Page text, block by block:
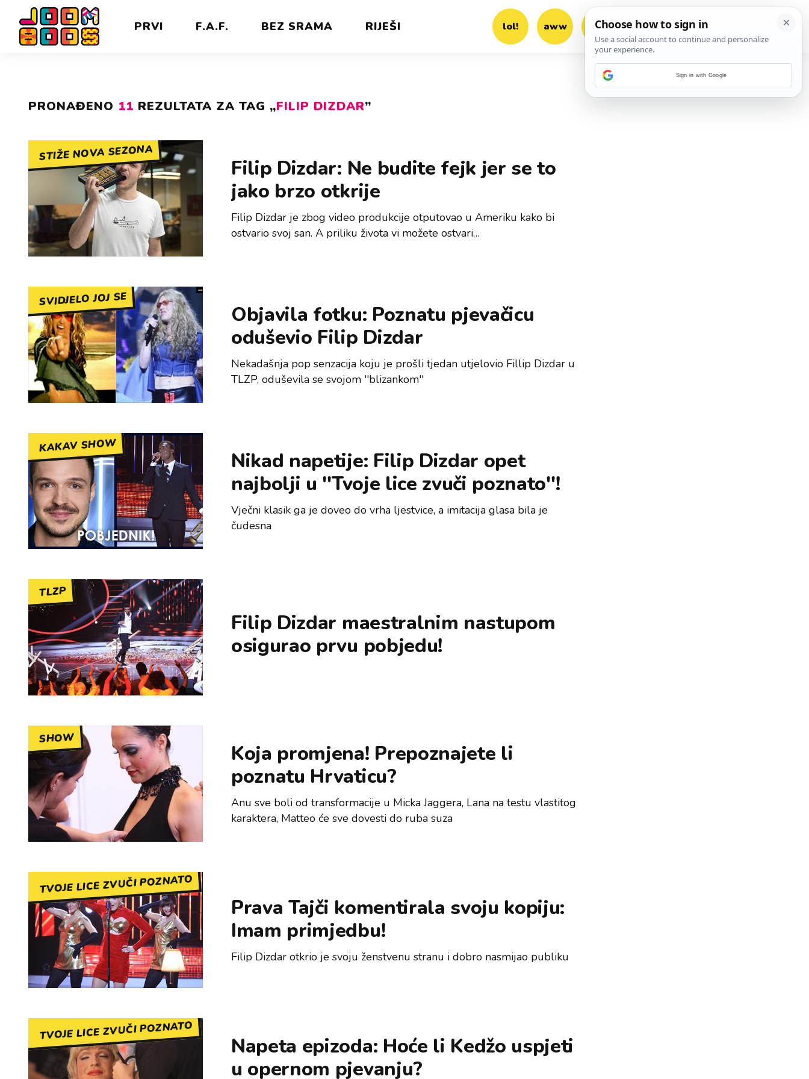
PRVI F.A.F. BEZ SRAMA RIJEŠI lol! aww vrh! woot?!
PRONAĐENO 11 REZULTATA ZA TAG „FILIP DIZDAR”
STIŽE NOVA SEZONA
Filip Dizdar: Ne budite fejk jer se to
jako brzo otkrije
Filip Dizdar je zbog video produkcije otputovao u Ameriku kako bi
ostvario svoj san. A priliku života vi možete ostvari…
SVIDJELO JOJ SE
Objavila fotku: Poznatu pjevačicu
oduševio Filip Dizdar
Nekadašnja pop senzacija koju je prošli tjedan utjelovio Fillip Dizdar u
TLZP, oduševila se svojom ''blizankom''
KAKAV SHOW
Nikad napetije: Filip Dizdar opet
najbolji u ''Tvoje lice zvuči poznato''!
Vječni klasik ga je doveo do vrha ljestvice, a imitacija glasa bila je
čudesna
TLZP
Filip Dizdar maestralnim nastupom
osigurao prvu pobjedu!
SHOW
Koja promjena! Prepoznajete li
poznatu Hrvaticu?
Anu sve boli od transformacije u Micka Jaggera, Lana na testu vlastitog
karaktera, Matteo će sve dovesti do ruba suza
TVOJE LICE ZVUČI POZNATO
Prava Tajči komentirala svoju kopiju:
Imam primjedbu!
Filip Dizdar otkrio je svoju ženstvenu stranu i dobro nasmijao publiku
TVOJE LICE ZVUČI POZNATO
Napeta epizoda: Hoće li Kedžo uspjeti
u opernom pjevanju?
Sign in with Google